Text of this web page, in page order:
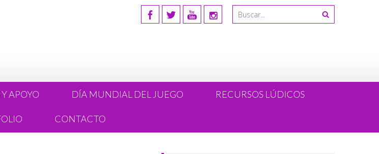
APOYO DÍA MUNDIAL DEL JUEGO RECURSOS LÚDICOS
CONTACTO